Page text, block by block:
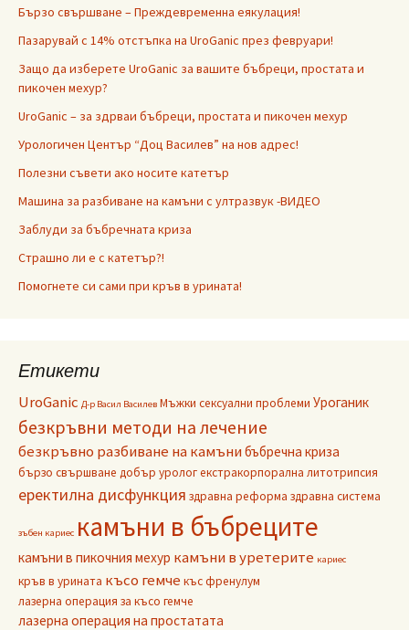
Бързо свършване – Преждевременна еякулация!
Пазарувай с 14% отстъпка на UroGanic през февруари!
Защо да изберете UroGanic за вашите бъбреци, простата и
пикочен мехур?
UroGanic – за здрваи бъбреци, простата и пикочен мехур
Урологичен Център “Доц Василев” на нов адрес!
Полезни съвети ако носите катетър
Машина за разбиване на камъни с ултразвук -ВИДЕО
Заблуди за бъбречната криза
Страшно ли е с катетър?!
Помогнете си сами при кръв в урината!
Етикети
UroGanic Д-р Васил Василев Мъжки сексуални проблеми Уроганик
безкръвни методи на лечение
безкръвно разбиване на камънибъбречна криза
бързо свършване добър урологекстракорпорална литотрипсия
еректилна дисфункция здравна реформа здравна система
зъбен кариес камъни в бъбреците
камъни в пикочния мехур камъни в уретерите кариес
кръв в урината късо гемче къс френулум
лазерна операция за късо гемче
лазерна операция на простатата